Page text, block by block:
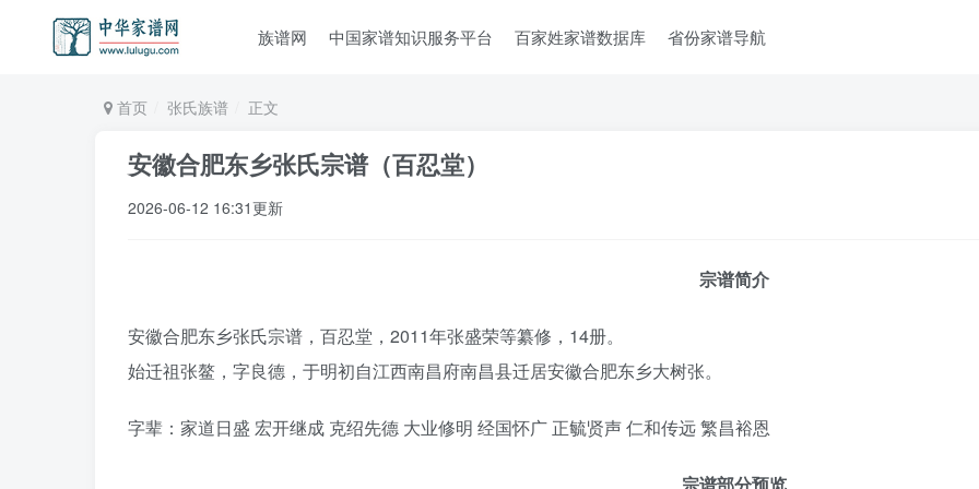
族谱网 中国家谱知识服务平台 百家姓家谱数据库 省份家谱导航
首页 张氏族谱 正文
安徽合肥东乡张氏宗谱（百忍堂）
2026-06-12 16:31更新
宗谱简介
安徽合肥东乡张氏宗谱，百忍堂，2011年张盛荣等纂修，14册。
始迁祖张鳌，字良德，于明初自江西南昌府南昌县迁居安徽合肥东乡大树张。
字辈：家道日盛 宏开继成 克绍先德 大业修明 经国怀广 正毓贤声 仁和传远 繁昌裕恩